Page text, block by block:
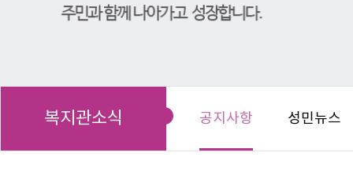
복지관소식 공지사항 성민뉴스